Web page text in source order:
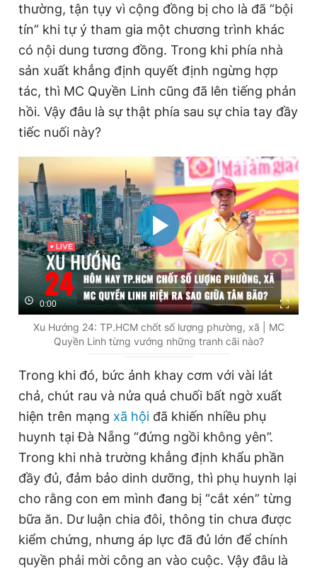
thường, tận tụy vì cộng đồng bị cho là đã “bội
tín” khi tự ý tham gia một chương trình khác
có nội dung tương đồng. Trong khi phía nhà
sản xuất khẳng định quyết định ngừng hợp
tác, thì MC Quyền Linh cũng đã lên tiếng phản
hồi. Vậy đâu là sự thật phía sau sự chia tay đầy
tiếc nuối này?
0:00
Xu Hướng 24: TP.HCM chốt số lượng phường, xã | MC
Quyền Linh từng vướng những tranh cãi nào?
Trong khi đó, bức ảnh khay cơm với vài lát
chả, chút rau và nửa quả chuối bất ngờ xuất
hiện trên mạng xã hội đã khiến nhiều phụ
huynh tại Đà Nẵng “đứng ngồi không yên”.
Trong khi nhà trường khẳng định khẩu phần
đầy đủ, đảm bảo dinh dưỡng, thì phụ huynh lại
cho rằng con em mình đang bị “cắt xén” từng
bữa ăn. Dư luận chia đôi, thông tin chưa được
kiểm chứng, nhưng áp lực đã đủ lớn để chính
quyền phải mời công an vào cuộc. Vậy đâu là